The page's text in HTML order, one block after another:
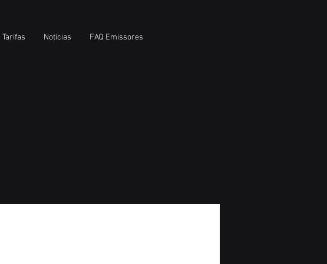
Tarifas Notícias FAQ Emissores